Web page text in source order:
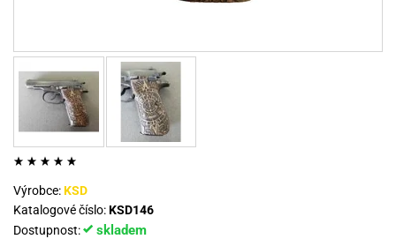
Výrobce:KSD
Katalogové číslo:KSD146
Dostupnost:
skladem